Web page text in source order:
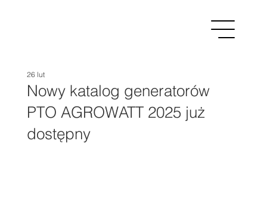
Nowy katalog generatorów
PTO AGROWATT 2025 już
dostępny
26 lut